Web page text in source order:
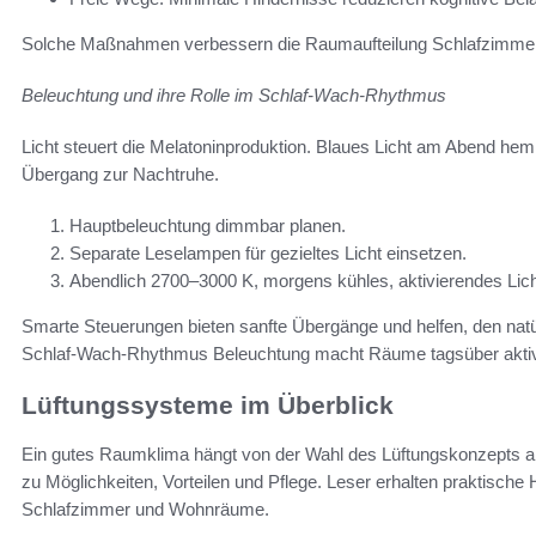
Solche Maßnahmen verbessern die Raumaufteilung
Beleuchtung und ihre Rolle im Schlaf-Wach-Rhythmus
Licht steuert die Melatoninproduktion. Blaues Licht am Abend
Übergang zur Nachtruhe.
Hauptbeleuchtung dimmbar planen.
Separate Leselampen für gezieltes Licht einsetzen.
Abendlich 2700–3000 K, morgens kühles, aktivierendes
Smarte Steuerungen bieten sanfte Übergänge und helfen, den
Schlaf-Wach-Rhythmus Beleuchtung macht Räume tagsüber
Lüftungssysteme im Überblick
Ein gutes Raumklima hängt von der Wahl des Lüftungskonzepts
zu Möglichkeiten, Vorteilen und Pflege. Leser erhalten
Schlafzimmer und Wohnräume.